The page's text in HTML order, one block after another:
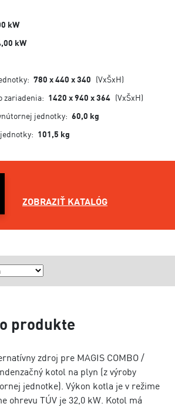
kW
kW
780 x 440 x 340 (VxŠxH)
zariadenia: 1420 x 940 x 364 (VxŠxH)
jednotky: 60,0 kg
101,5 kg
ZOBRAZIŤ KATALÓG
produkte
zdroj pre MAGIS COMBO /
kotol na plyn (z výroby
jednotke). Výkon kotla je v režime
ohrevu TÚV je 32,0 kW. Kotol má